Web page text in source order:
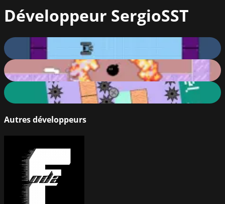
Développeur SergioSST
Energy Doors
62
Kaboom Maze
72%
Ball Impact
69
Autres développeurs